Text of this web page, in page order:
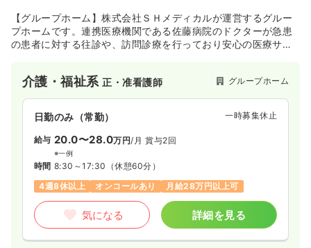
【グループホーム】株式会社ＳＨメディカルが運営するグルー
プホームです。連携医療機関である佐藤病院のドクターが急患
の患者に対する往診や、訪問診療を行っており安心の医療サポ
生活していただけます。閑静な住宅街に位置しており、少し歩
くと近くに旭川が流れているのどかな土地柄です。
介護・福祉系正・准看護師 グループホーム
日勤のみ（常勤） 一時募集休止
給与 20.0〜28.0万円/月 賞与2回
※一例
時間 8:30～17:30 （休憩60分）
4週8休以上
オンコールあり 月給28万円以上可
気になる 詳細を見る